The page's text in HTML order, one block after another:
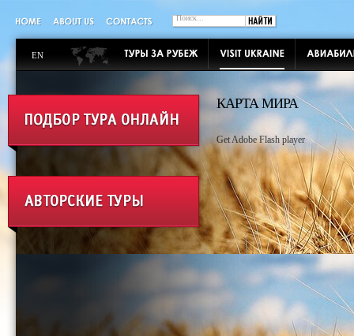
EN
КАРТА МИРА
Get Adobe Flash player